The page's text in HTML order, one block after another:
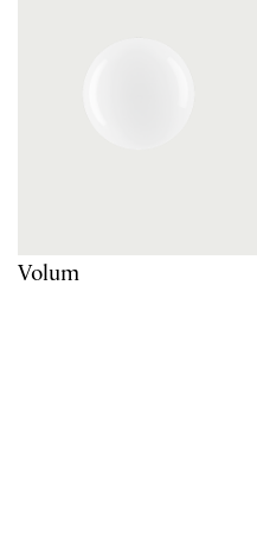
Volum